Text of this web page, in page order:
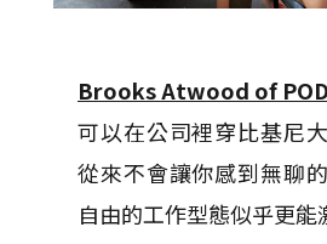
Brooks Atwood of
可以在公司裡穿比基尼
從來不會讓你感到無聊
自由的工作型態似乎更能